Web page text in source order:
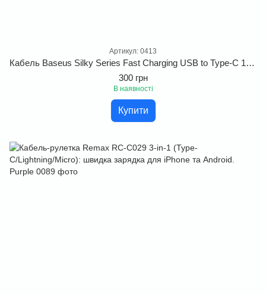
Артикул: 0413
Кабель Baseus Silky Series Fast Charging USB to Type-C 100W 5A (1m)
300 грн
В наявності
Купити